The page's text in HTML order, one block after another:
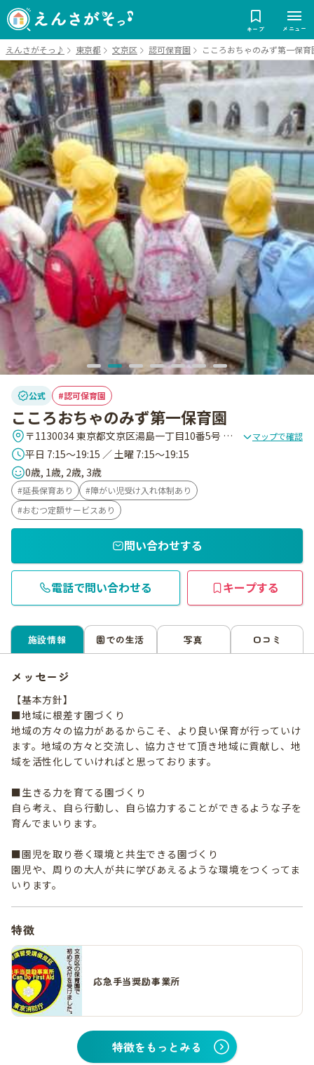
キープ メニュー
えんさがそっ♪ 東京都 文京区 認可保育園 こころおちゃのみず第一保育
公式 認可保育園
こころおちゃのみず第一保育園
〒1130034 東京都文京区湯島一丁目10番5号 湯島D&Aビル1階 マップで確認
平日 7:15～19:15 ／ 土曜 7:15～19:15
0歳, 1歳, 2歳, 3歳
延長保育あり
障がい児受け入れ体制あり
おむつ定額サービスあり
問い合わせする
電話で問い合わせる キープする
施設情報 園での生活 写真 口コミ
メッセージ
【基本方針】
■地域に根差す園づくり
地域の方々の協力があるからこそ、より良い保育が行っていけ
ます。地域の方々と交流し、協力させて頂き地域に貢献し、地
域を活性化していければと思っております。
■生きる力を育てる園づくり
自ら考え、自ら行動し、自ら協力することができるような子を
育んでまいります。
■園児を取り巻く環境と共生できる園づくり
園児や、周りの大人が共に学びあえるような環境をつくってま
いります。
特徴
応急手当奨励事業所
特徴をもっとみる